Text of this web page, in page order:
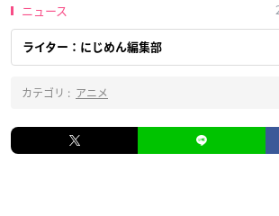
ニュース
ライター：にじめん編集部
カテゴリ : アニメ